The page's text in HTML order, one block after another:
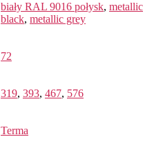
biały RAL 9016 połysk, metallic
black, metallic grey
72
319, 393, 467, 576
Terma